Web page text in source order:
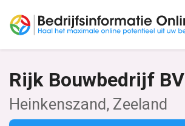
Rijk Bouwbedrijf BV
Heinkenszand, Zeeland